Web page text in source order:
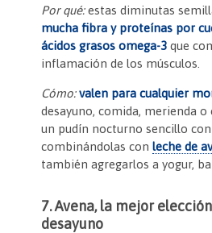
Por qué:estas diminutas
mucha fibra y proteínas por
ácidos grasos omega-3que
inflamación de los músculos.
Cómo:valen para cualquier
desayuno, comida, merienda o
un pudín nocturno sencillo
combinándolas conleche de
también agregarlos a yogur,
7. Avena, la mejor
desayuno